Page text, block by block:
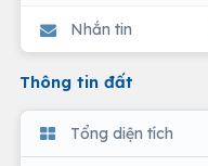
Nhắn tin
Thông tin đất
Tổng diện tích